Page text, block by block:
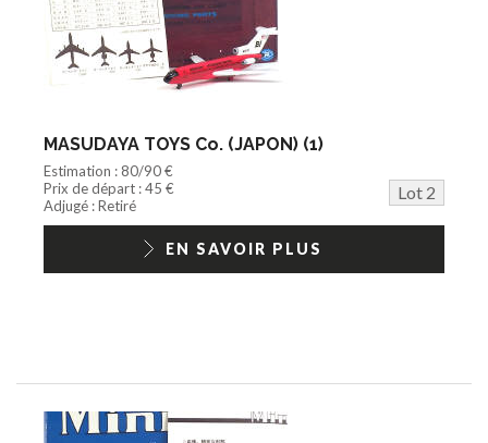
MASUDAYA TOYS Co. (JAPON) (1)
Estimation : 80/90 €
Prix de départ : 45 €
Lot 2
Adjugé : Retiré
EN SAVOIR PLUS